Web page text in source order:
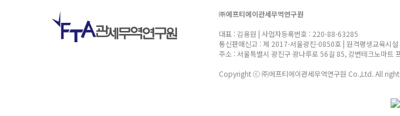
㈜에프티에이관세무역연구원
대표 : 김용원 | 사업자등록번호 : 220-88-63285
통신판매신고 : 제 2017-서울광진-0850호 | 원격평생교육시
주소 : 서울특별시 광진구 광나루로 56길 85, 강변테크노마
Copyright ⓒ ㈜에프티에이관세무역연구원 Co.,Ltd. All